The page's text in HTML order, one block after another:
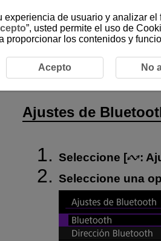
Ajustes de Bluetooth
Ajustes de
Seleccione [ :
Seleccione una
de usuario y analizar
”, usted permite el uso de
los contenidos y
Acepto No